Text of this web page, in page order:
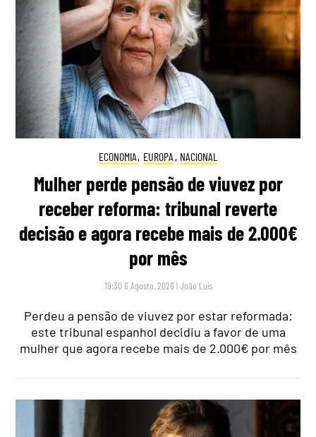
ECONOMIA, EUROPA , NACIONAL
Mulher perde pensão de viuvez por
receber reforma: tribunal reverte
decisão e agora recebe mais de 2.000€
por mês
19:30 6 Agosto, 2026 |João Luís
Perdeu a pensão de viuvez por estar reformada:
este tribunal espanhol decidiu a favor de uma
mulher que agora recebe mais de 2.000€ por mês